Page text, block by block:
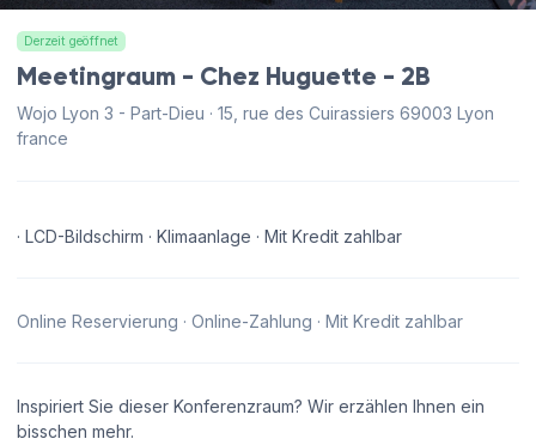
Derzeit geöffnet
Meetingraum - Chez Huguette - 2B
Wojo Lyon 3 - Part-Dieu · 15, rue des Cuirassiers 69003 Lyon
france
· LCD-Bildschirm · Klimaanlage · Mit Kredit zahlbar
Online Reservierung · Online-Zahlung · Mit Kredit zahlbar
Inspiriert Sie dieser Konferenzraum? Wir erzählen Ihnen ein
bisschen mehr.